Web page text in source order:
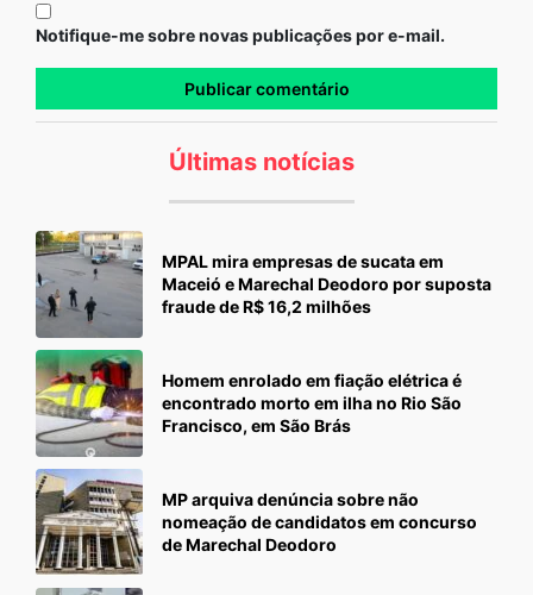
Notifique-me sobre novas publicações por e-mail.
Últimas notícias
MPAL mira empresas de sucata em
Maceió e Marechal Deodoro por suposta
fraude de R$ 16,2 milhões
Homem enrolado em fiação elétrica é
encontrado morto em ilha no Rio São
Francisco, em São Brás
MP arquiva denúncia sobre não
nomeação de candidatos em concurso
de Marechal Deodoro